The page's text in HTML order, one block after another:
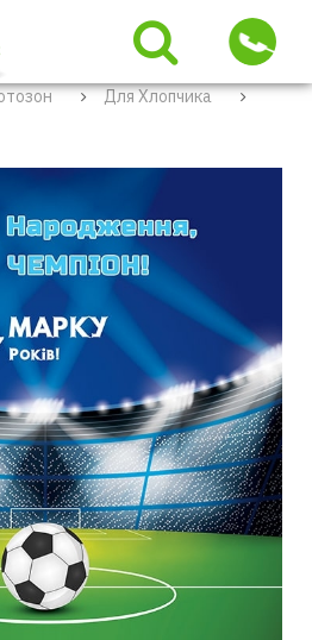
Для Хлопчика